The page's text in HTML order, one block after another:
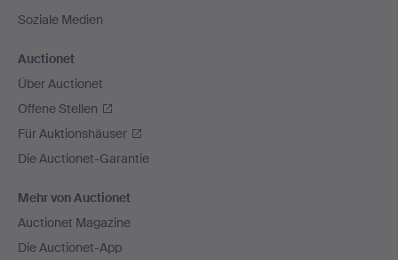
Soziale Medien
Auctionet
Über Auctionet
Offene Stellen
Für Auktionshäuser
Die Auctionet-Garantie
Mehr von Auctionet
Auctionet Magazine
Die Auctionet-App